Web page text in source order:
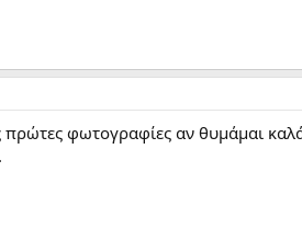
πρώτες φωτογραφίες αν θυμάμαι